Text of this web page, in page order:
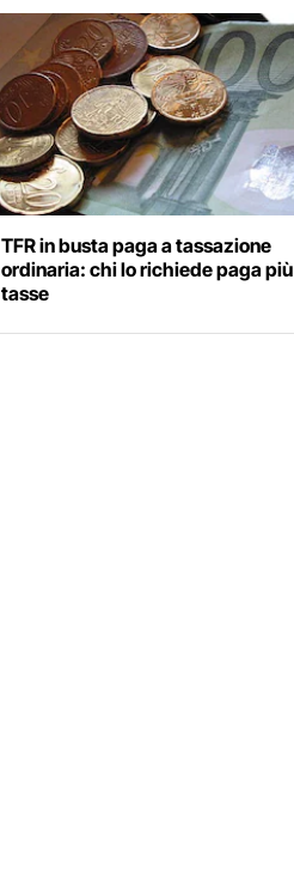
TFR in busta paga a tassazione
ordinaria: chi lo richiede paga più
tasse